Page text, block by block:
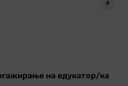
4
на едукатор/ка